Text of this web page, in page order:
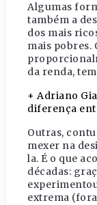
Algumas
também a
dos mais
mais pobres.
da renda,
+ Adriano
diferença
Outras,
mexer na
la. É o que
décadas:
extrema